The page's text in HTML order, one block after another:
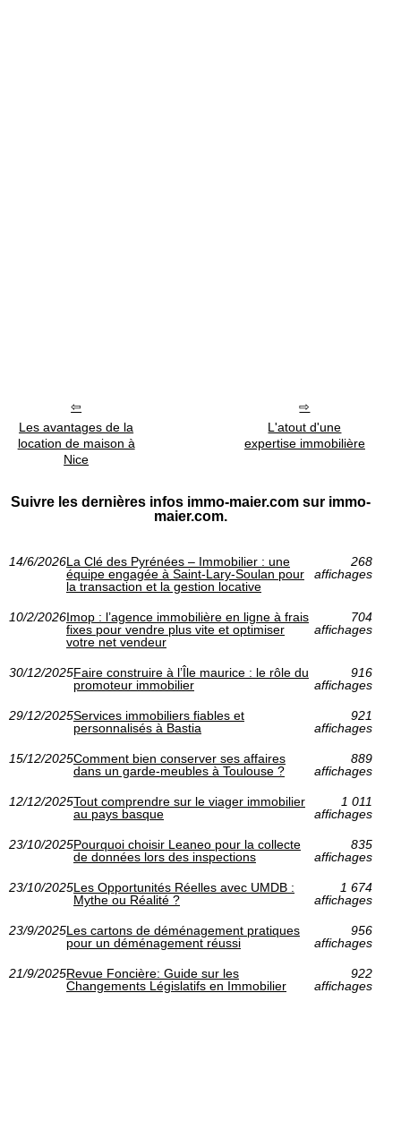
Les avantages de la
location de maison à
Nice
L'atout d'une
expertise immobilière
Suivre les dernières infos immo-maier.com sur immo-
maier.com.
14/6/2026La Clé des Pyrénées – Immobilier : une
équipe engagée à Saint‑Lary‑Soulan pour
la transaction et la gestion locative
268
affichages
10/2/2026Imop : l’agence immobilière en ligne à frais
fixes pour vendre plus vite et optimiser
votre net vendeur
704
affichages
30/12/2025Faire construire à l’Île maurice : le rôle du
promoteur immobilier
916
affichages
29/12/2025Services immobiliers fiables et
personnalisés à Bastia
921
affichages
15/12/2025Comment bien conserver ses affaires
dans un garde-meubles à Toulouse ?
889
affichages
12/12/2025Tout comprendre sur le viager immobilier
au pays basque
1 011
affichages
23/10/2025Pourquoi choisir Leaneo pour la collecte
de données lors des inspections
835
affichages
23/10/2025Les Opportunités Réelles avec UMDB :
Mythe ou Réalité ?
1 674
affichages
23/9/2025Les cartons de déménagement pratiques
pour un déménagement réussi
956
affichages
21/9/2025Revue Foncière: Guide sur les
Changements Législatifs en Immobilier
922
affichages